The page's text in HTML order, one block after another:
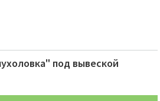
под вывеской